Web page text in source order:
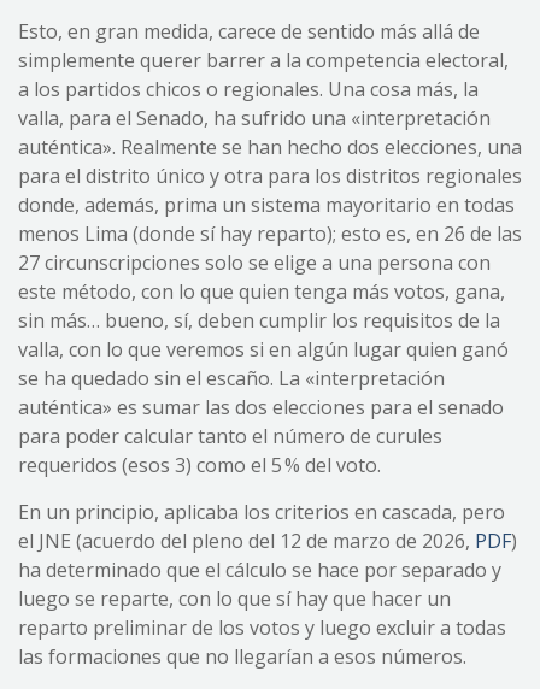
Esto, en gran medida, carece de sentido más allá de
simplemente querer barrer a la competencia electoral,
a los partidos chicos o regionales. Una cosa más, la
valla, para el Senado, ha sufrido una «interpretación
auténtica». Realmente se han hecho dos elecciones, una
para el distrito único y otra para los distritos regionales
donde, además, prima un sistema mayoritario en todas
menos Lima (donde sí hay reparto); esto es, en 26 de las
27 circunscripciones solo se elige a una persona con
este método, con lo que quien tenga más votos, gana,
sin más… bueno, sí, deben cumplir los requisitos de la
valla, con lo que veremos si en algún lugar quien ganó
se ha quedado sin el escaño. La «interpretación
auténtica» es sumar las dos elecciones para el senado
para poder calcular tanto el número de curules
requeridos (esos 3) como el 5 % del voto.
En un principio, aplicaba los criterios en cascada, pero
el JNE (acuerdo del pleno del 12 de marzo de 2026, PDF)
ha determinado que el cálculo se hace por separado y
luego se reparte, con lo que sí hay que hacer un
reparto preliminar de los votos y luego excluir a todas
las formaciones que no llegarían a esos números.